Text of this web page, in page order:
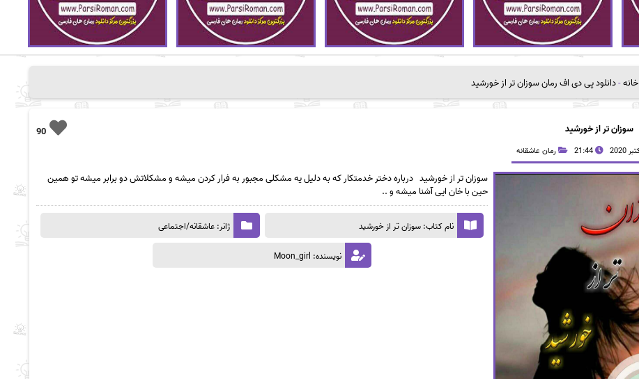
خانه-دانلود پی دی اف رمان سوزان تر از خورشید
90 سوزان تر از خورشید
21:44 رمان عاشقانه
سوزان تر از خورشید درباره دختر خدمتکار که به دلیل یه مشکلی مجبور به فرار کردن میشه و مشکلاتش دو برابر میشه تو همین
حین با خان ایی آشنا میشه و ..
نام کتاب: سوزان تر از خورشید ژانر: عاشقانه/اجتماعی
نویسنده: Moon_girl